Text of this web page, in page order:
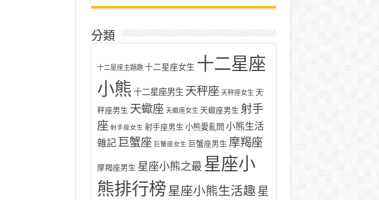
分類
十二星座主題趣 十二星座女生 十二星座
小熊 十二星座男生 天秤座 天秤座女生 天
秤座男生 天蠍座 天蠍座女生 天蠍座男生 射手
座 射手座女生 射手座男生 小熊愛亂問 小熊生活
雜記 巨蟹座 巨蟹座女生 巨蟹座男生 摩羯座
摩羯座男生 星座小熊之最 星座小
熊排行榜 星座小熊生活趣 星